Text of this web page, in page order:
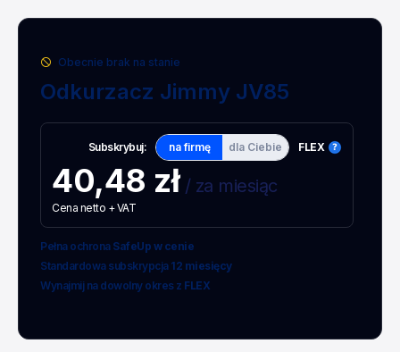
Obecnie brak na stanie
Odkurzacz Jimmy JV85
Subskrybuj: na firmę dla Ciebie FLEX
40,48 zł/ za miesiąc
Cena netto + VAT
Pełna ochrona SafeUp w cenie
Standardowa subskrypcja 12 miesięcy
Wynajmij na dowolny okres z FLEX